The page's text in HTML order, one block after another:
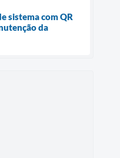
sistema com QR
da